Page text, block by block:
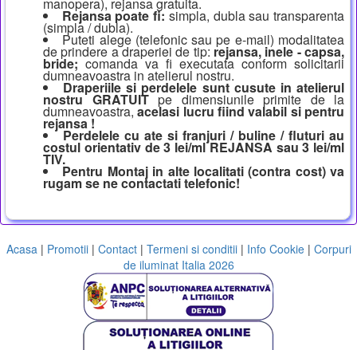
Rejansa poate fi: simpla, dubla sau transparenta
(simpla / dubla).
Puteti alege (telefonic sau pe e-mail) modalitatea
de prindere a draperiei de tip: rejansa, inele - capsa,
bride; comanda va fi executata conform solicitarii
dumneavoastra in atelierul nostru.
Draperiile si perdelele sunt cusute in atelierul
nostru GRATUITpe dimensiunile primite de la
dumneavoastra, acelasi lucru fiind valabil si pentru
rejansa !
Perdelele cu ate si franjuri / buline / fluturi au
costul orientativ de 3 lei/ml REJANSA sau 3 lei/ml
TIV.
Pentru Montaj in alte localitati (contra cost) va
rugam se ne contactati telefonic!
Acasa | Promotii| Contact| Termeni si conditii| Info Cookie| Corpuri
de iluminat Italia 2026